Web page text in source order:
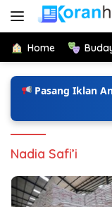
Langsung
Home
Pasang Iklan
Nadia Safi’i